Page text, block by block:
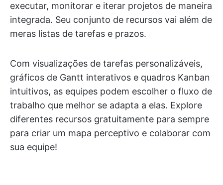
executar, monitorar e iterar projetos de maneira
integrada. Seu conjunto de recursos vai além de
meras listas de tarefas e prazos.
Com visualizações de tarefas personalizáveis,
gráficos de Gantt interativos e quadros Kanban
intuitivos, as equipes podem escolher o fluxo de
trabalho que melhor se adapta a elas. Explore
diferentes recursos gratuitamente para sempre
para criar um mapa perceptivo e colaborar com
sua equipe!